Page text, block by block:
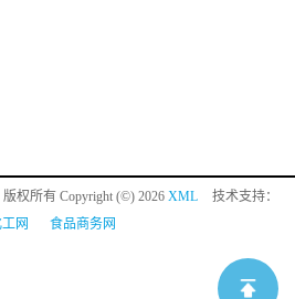
版权所有 Copyright (©) 2026 XML
技术支持：
网
食品商务网